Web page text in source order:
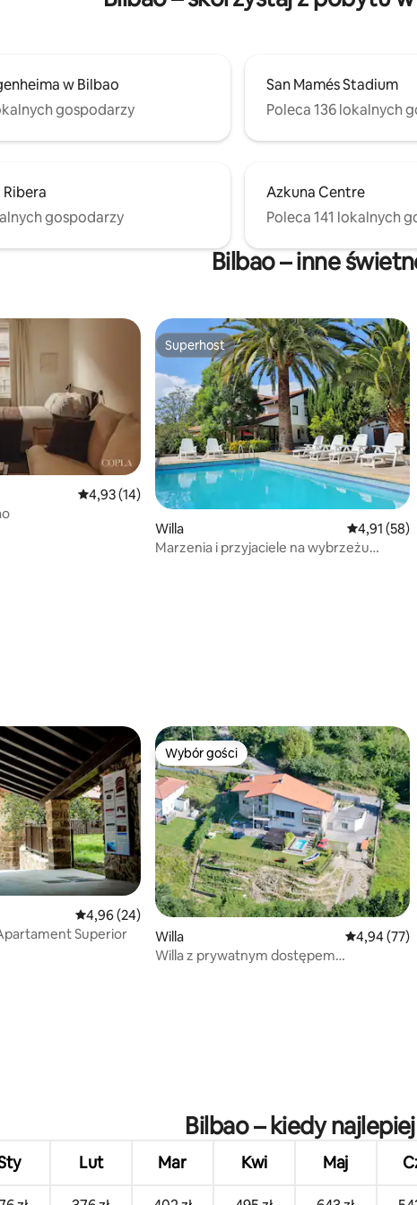
w Bilbao
gospodarzy
San Mamés Stadium
Poleca 136 lokalnych
gospodarzy
Azkuna Centre
Poleca 141 lokalnych
Bilbao – inne
Średnia ocena: 4,93 na 5, liczba recenzji: 14
4,93 (14)
Superhost
Superhost
Willa Średnia
4,91 (58)
Marzenia i przyjaciele na wybrzeżu
Średnia ocena: 4,96 na 5, liczba recenzji: 24
4,96 (24)
Superior
Wybór gości
Wybór gości
Willa Średnia
4,94 (77)
Willa z prywatnym dostępem
Bilbao – kiedy
Lut Mar Kwi Maj